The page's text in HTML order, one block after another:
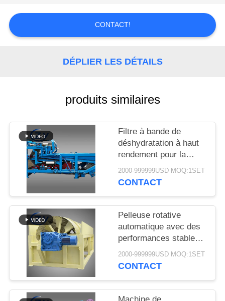
DEMANDEZ
UNE
PRIVACY
POLICY
CONTACT!
DÉPLIER LES DÉTAILS
produits similaires
Filtre à bande de
déshydratation à haut
rendement pour la
déshydratation stable
des boues dans les
l'amidon de manioc
2000-999999USD MOQ:1SET
CONTACT
Pelleuse rotative
automatique avec des
performances stables
pour la production
d'amidon de manioc et
2000-999999USD MOQ:1SET
CONTACT
Machine de